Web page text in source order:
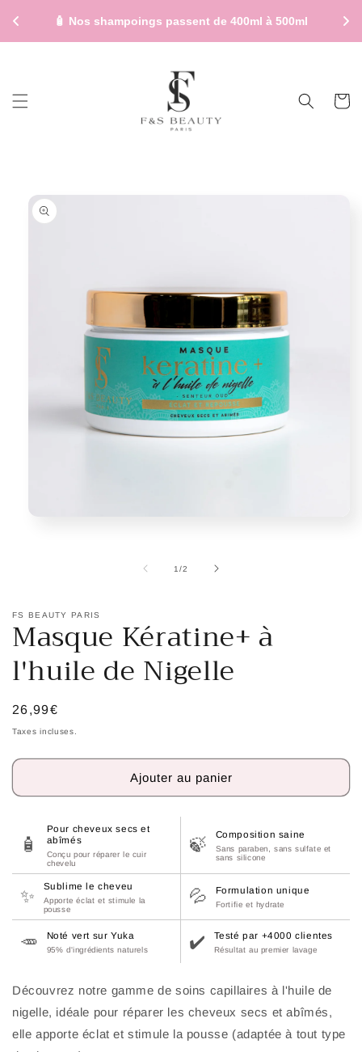
🧴 Nos shampoings passent de 400ml à 500ml
passer
Panier
Passer aux
informations
produits
1/de
2
FS BEAUTY PARIS
Masque Kératine+ à
l'huile de Nigelle
Prix
habituel
26,99€
Taxes incluses.
Ajouter au panier
🧴
Pour cheveux secs et
abîmés
Conçu pour réparer le cuir
chevelu
🍃
Composition saine
Sans paraben, sans sulfate et
sans silicone
✨
Sublime le cheveu
Apporte éclat et stimule la
pousse
💦 Formulation unique
Fortifie et hydrate
🥕 Noté vert sur Yuka
95% d'ingrédients naturels ✔️ Testé par +4000 clientes
Résultat au premier lavage
Découvrez notre gamme de soins capillaires à l'huile de
nigelle, idéale pour réparer les cheveux secs et abîmés,
elle apporte éclat et stimule la pousse (adaptée à tout type